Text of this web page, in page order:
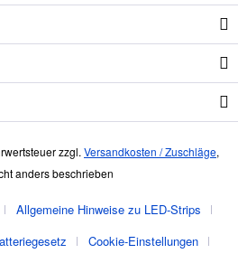
zzgl.Versandkosten / Zuschläge,
anders beschrieben
Allgemeine Hinweise zu LED-Strips
Cookie-Einstellungen